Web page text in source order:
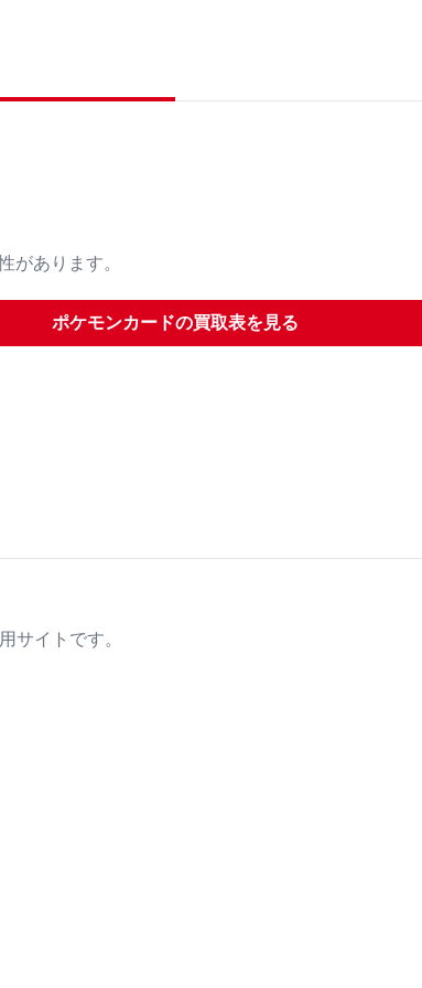
があります。
ポケモンカードの買取表を見る
サイトです。